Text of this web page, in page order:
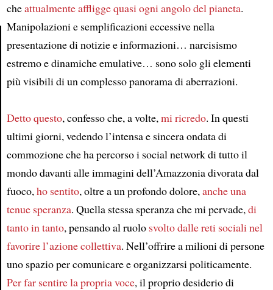
Article
cheattualmente affliggequasi ogni angolo del pianeta.
Manipolazioni e semplificazioni eccessive nella
presentazione di notizie e informazioni… narcisismo
estremo e dinamiche emulative… sono solo gli elementi
più visibili di un complesso panorama di aberrazioni.
Detto questo, confesso che, a volte,mi ricredo. In questi
ultimi giorni, vedendo l’intensa e sincera ondata di
commozione che ha percorso i social network di tutto il
mondo davanti alle immagini dell’Amazzonia divorata dal
fuoco,ho sentito, oltre a un profondo dolore,anche una
tenue speranza. Quella stessa speranza che mi pervade,di
tanto in tanto, pensando al ruolo svolto dalle reti socialinel
favorire l’azione collettiva. Nell’offrire a milioni di persone
uno spazio per comunicare e organizzarsi politicamente.
Per far sentire la propria voce, il proprio desiderio di